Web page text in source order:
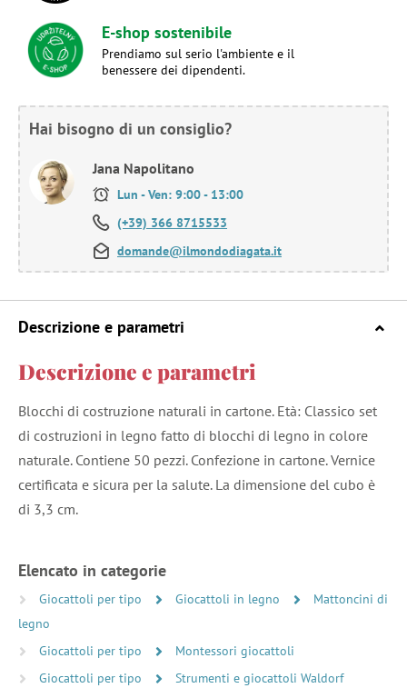
E-shop sostenibile
Prendiamo sul serio l'ambiente e il
benessere dei dipendenti.
Hai bisogno di un consiglio?
Jana Napolitano
Lun - Ven: 9:00 - 13:00
(+39) 366 8715533
domande@ilmondodiagata.it
Descrizione e parametri
Descrizione e parametri
Blocchi di costruzione naturali in cartone. Età: Classico set
di costruzioni in legno fatto di blocchi di legno in colore
naturale. Contiene 50 pezzi. Confezione in cartone. Vernice
certificata e sicura per la salute. La dimensione del cubo è
di 3,3 cm.
Elencato in categorie
Giocattoli per tipo Giocattoli in legno
Mattoncini di
legno
Giocattoli per tipo
Montessori giocattoli
Giocattoli per tipo
Strumenti e giocattoli Waldorf